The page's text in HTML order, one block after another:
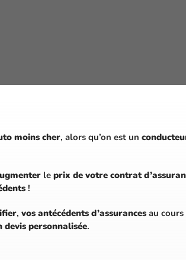
moins cher, alors qu’on est un
le prix de votre contrat
!
, vos antécédents d’assurancesau cours
devis personnalisée.